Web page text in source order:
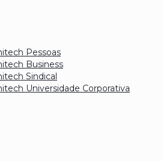
Pessoas
Business
Sindical
Universidade Corporativa